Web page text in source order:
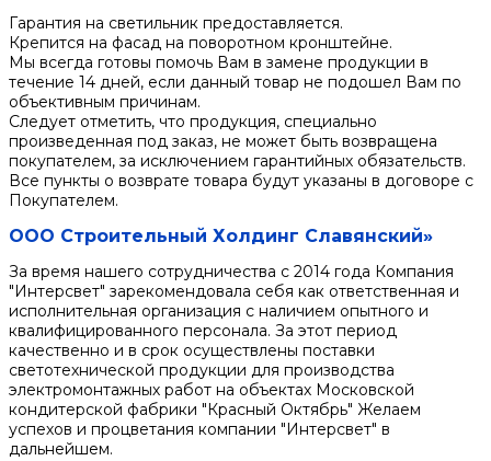
Гарантия на светильник предоставляется.
Крепится на фасад на поворотном кронштейне.
Мы всегда готовы помочь Вам в замене продукции в
течение 14 дней, если данный товар не подошел Вам по
объективным причинам.
Следует отметить, что продукция, специально
произведенная под заказ, не может быть возвращена
покупателем, за исключением гарантийных обязательств.
Все пункты о возврате товара будут указаны в договоре с
Покупателем.
ООО Строительный Холдинг Славянский»
За время нашего сотрудничества с 2014 года Компания
"Интерсвет" зарекомендовала себя как ответственная и
исполнительная организация с наличием опытного и
квалифицированного персонала. За этот период
качественно и в срок осуществлены поставки
светотехнической продукции для производства
электромонтажных работ на объектах Московской
кондитерской фабрики "Красный Октябрь" Желаем
успехов и процветания компании "Интерсвет" в
дальнейшем.